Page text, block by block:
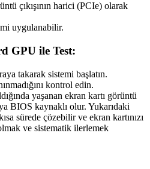
çıkışının harici (PCIe) olarak
uygulanabilir.
GPU ile Test:
takarak sistemi başlatın.
kontrol edin.
yaşanan ekran kartı görüntü
BIOS kaynaklı olur. Yukarıdaki
sürede çözebilir ve ekran kartınızı
ve sistematik ilerlemek